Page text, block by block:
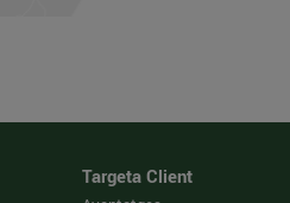
Targeta Client